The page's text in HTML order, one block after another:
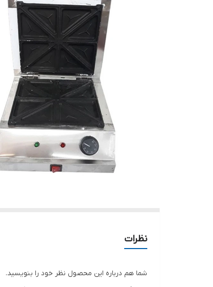
نظرات
شما هم درباره این محصول نظر خود را بنویسید.